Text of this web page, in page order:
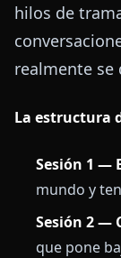
hilos de
realmente se
La estructura
Sesión 1 —
mundo y
Sesión 2 —
que pone